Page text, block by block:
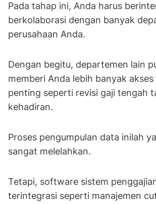
Pada tahap ini, Anda harus
berkolaborasi dengan banyak
perusahaan Anda.
Dengan begitu, departemen lain
memberi Anda lebih banyak
penting seperti revisi gaji tengah
kehadiran.
Proses pengumpulan data inilah
sangat melelahkan.
Tetapi, software sistem
terintegrasi seperti manajemen